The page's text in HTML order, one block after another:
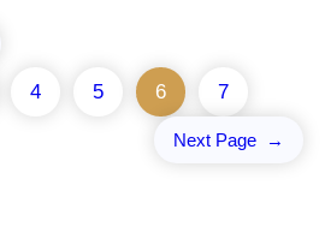
4 5 6 7
Next Page →